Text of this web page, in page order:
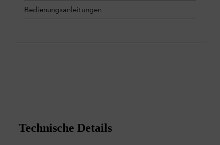
Bedienungsanleitungen
Technische Details